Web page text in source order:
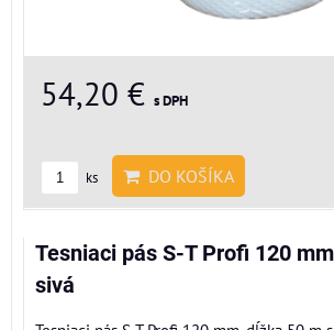
54,20 € s DPH
ks DO KOŠÍKA
Tesniaci pás S-T Profi 120
sivá